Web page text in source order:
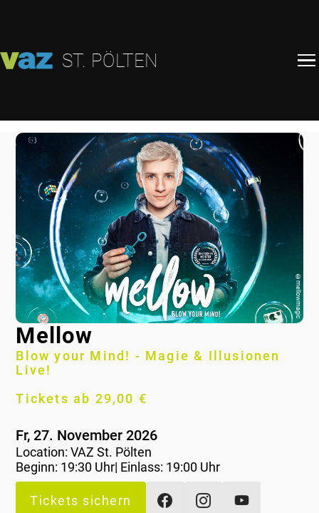
ST. PÖLTEN
Mellow
Blow your Mind! - Magie & Illusionen
Live!
Tickets ab 29,00 €
Fr, 27. November 2026
Location:VAZ St. Pölten
Beginn: 19:30 Uhr| Einlass: 19:00 Uhr
Tickets sichern
©
mellowmagic